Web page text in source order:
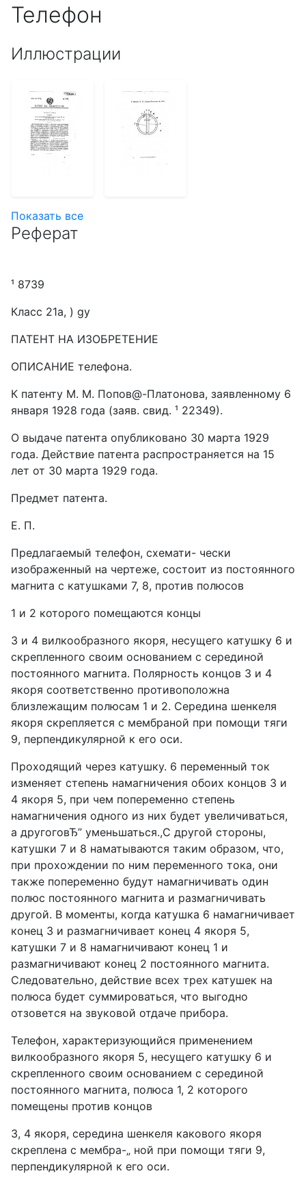
Телефон
Иллюстрации
Показать все
Реферат
¹ 8739
Класс 21а, ) gy
ПАТЕНТ НА ИЗОБРЕТЕНИЕ
ОПИСАНИЕ телефона.
К патенту М. М. Попов@-Платонова, заявленному 6
января 1928 года (заяв. свид. ¹ 22349).
О выдаче патента опубликовано 30 марта 1929
года. Действие патента распространяется на 15
лет от 30 марта 1929 года.
Предмет патента.
E. П.
Предлагаемый телефон, схемати- чески
изображенный на чертеже, состоит из постоянного
магнита с катушками 7, 8, против полюсов
1 и 2 которого помещаются концы
3 и 4 вилкообразного якоря, несущего катушку 6 и
скрепленного своим основанием с серединой
постоянного магнита. Полярность концов 3 и 4
якоря соответственно противоположна
близлежащим полюсам 1 и 2. Середина шенкеля
якоря скрепляется с мембраной при помощи тяги
9, перпендикулярной к его оси.
Проходящий через катушку. 6 переменный ток
изменяет степень намагничения обоих концов 3 и
4 якоря 5, при чем попеременно степень
намагничения одного из них будет увеличиваться,
а другоговЂ” уменьшаться.,С другой стороны,
катушки 7 и 8 наматываются таким образом, что,
при прохождении по ним переменного тока, они
также попеременно будут намагничивать один
полюс постоянного магнита и размагничивать
другой. В моменты, когда катушка 6 намагничивает
конец 3 и размагничивает конец 4 якоря 5,
катушки 7 и 8 намагничивают конец 1 и
размагничивают конец 2 постоянного магнита.
Следовательно, действие всех трех катушек на
полюса будет суммироваться, что выгодно
отзовется на звуковой отдаче прибора.
Телефон, характеризующийся применением
вилкообразного якоря 5, несущего катушку 6 и
скрепленного своим основанием с серединой
постоянного магнита, полюса 1, 2 которого
помещены против концов
3, 4 якоря, середина шенкеля какового якоря
скреплена с мембра-„ ной при помощи тяги 9,
перпендикулярной к его оси.